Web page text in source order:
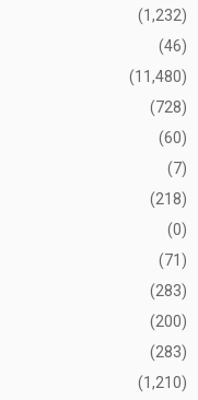
(1,232)
(46)
(11,480)
(728)
(60)
(7)
(218)
(0)
(71)
(283)
(200)
(283)
(1,210)